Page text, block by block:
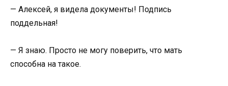
— Алексей, я видела документы! Подпись
поддельная!
— Я знаю. Просто не могу поверить, что мать
способна на такое.